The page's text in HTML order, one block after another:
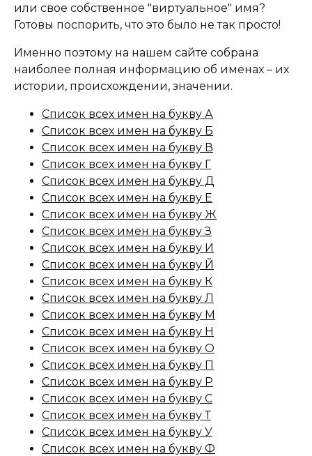
или свое собственное "виртуальное" имя?
Готовы поспорить, что это было не так просто!
Именно поэтому на нашем сайте собрана
наиболее полная информацию об именах – их
истории, происхождении, значении.
Список всех имен на букву А
Список всех имен на букву Б
Список всех имен на букву В
Список всех имен на букву Г
Список всех имен на букву Д
Список всех имен на букву Е
Список всех имен на букву Ж
Список всех имен на букву З
Список всех имен на букву И
Список всех имен на букву Й
Список всех имен на букву К
Список всех имен на букву Л
Список всех имен на букву М
Список всех имен на букву Н
Список всех имен на букву О
Список всех имен на букву П
Список всех имен на букву Р
Список всех имен на букву С
Список всех имен на букву Т
Список всех имен на букву У
Список всех имен на букву Ф